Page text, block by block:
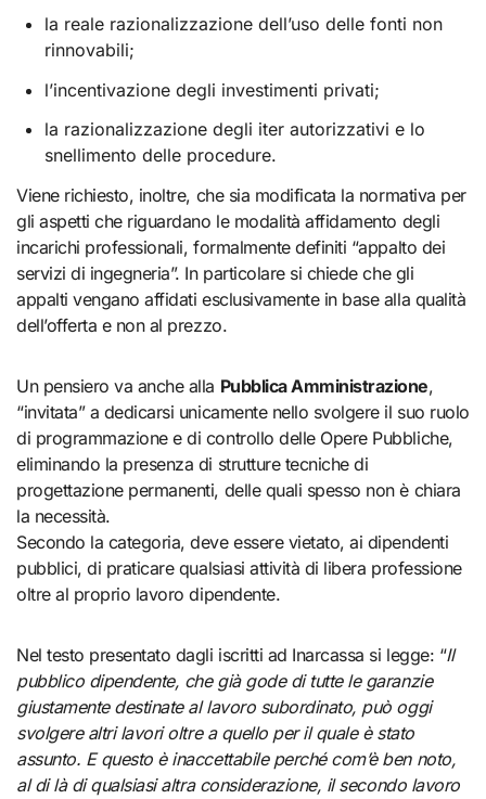
la reale razionalizzazione dell’uso delle fonti non
rinnovabili;
l’incentivazione degli investimenti privati;
la razionalizzazione degli iter autorizzativi e lo
snellimento delle procedure.
Viene richiesto, inoltre, che sia modificata la normativa per
gli aspetti che riguardano le modalità affidamento degli
incarichi professionali, formalmente definiti “appalto dei
servizi di ingegneria”. In particolare si chiede che gli
appalti vengano affidati esclusivamente in base alla qualità
dell’offerta e non al prezzo.
Un pensiero va anche alla Pubblica Amministrazione,
“invitata” a dedicarsi unicamente nello svolgere il suo ruolo
di programmazione e di controllo delle Opere Pubbliche,
eliminando la presenza di strutture tecniche di
progettazione permanenti, delle quali spesso non è chiara
la necessità.
Secondo la categoria, deve essere vietato, ai dipendenti
pubblici, di praticare qualsiasi attività di libera professione
oltre al proprio lavoro dipendente.
Nel testo presentato dagli iscritti ad Inarcassa si legge: “Il
pubblico dipendente, che già gode di tutte le garanzie
giustamente destinate al lavoro subordinato, può oggi
svolgere altri lavori oltre a quello per il quale è stato
assunto. E questo è inaccettabile perché com’è ben noto,
al di là di qualsiasi altra considerazione, il secondo lavoro